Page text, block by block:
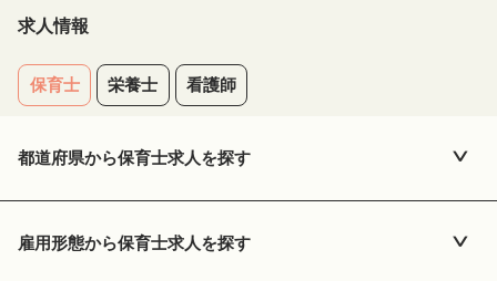
求人情報
保育士 栄養士 看護師
都道府県から保育士求人を探す
雇用形態から保育士求人を探す